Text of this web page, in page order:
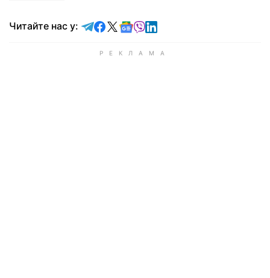
Читайте нас у: Читайте у Telegram
Читайте у Facebook
Читайте у X
Читайте у Google news
Читайте у Viber
Читайте у LinkedIn